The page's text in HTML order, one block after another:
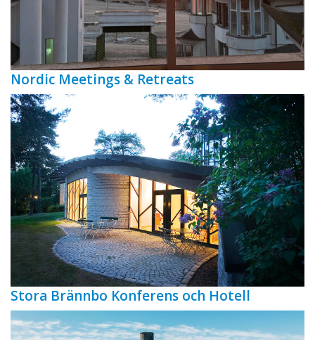
Nordic Meetings & Retreats
Stora Brännbo Konferens och Hotell